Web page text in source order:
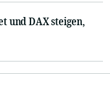
und DAX steigen,